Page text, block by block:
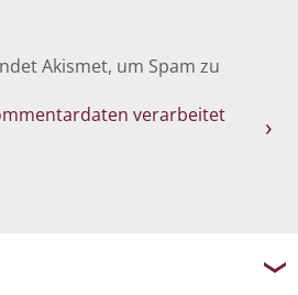
Akismet, um Spam zu
verarbeitet